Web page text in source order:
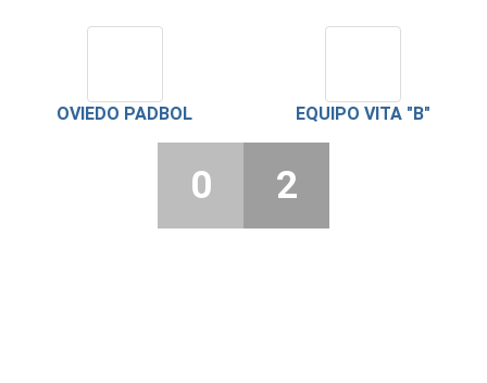
OVIEDO PADBOL EQUIPO VITA "B"
0 2